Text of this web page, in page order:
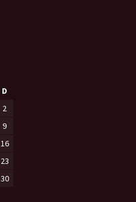
D
2
9
16
23
30